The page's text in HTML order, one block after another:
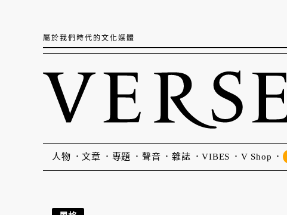
屬於我們時代的文化媒體
人物 文章 專題 聲音 雜誌 VIBES V Shop